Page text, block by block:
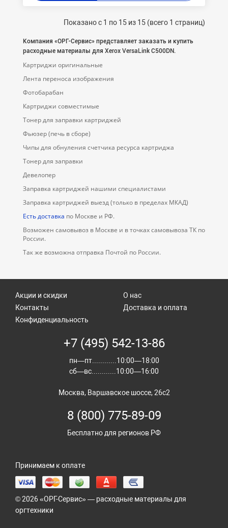
Показано с 1 по 15 из 15 (всего 1 страниц)
Компания «ОРГ-Cервис» представляет заказать и купить
расходные материалы для Xerox VersaLink C500DN.
Картриджи оригинальные
Лента переноса изображения
Фотобарабан
Картриджи совместимые
Тонер для заправки картриджей
Фьюзер (печь в сборе)
Чипы для обнуления счетчика ресурса картриджа
Тонер для заправки
Девелопер
Заправка картриджей нашими специалистами
Заправка картриджей выезд (только в пределах МКАД)
Есть доставка по Москве и РФ.
Возможен самовывоз в Москве и в точках самовывоза ТК по
России.
Так же возможна отправка Почтой по России.
Акции и скидки
Контакты
О нас
Доставка и оплата
Конфиденциальность
+7 (495) 542-13-86
пн—пт............10:00—18:00
сб—вс............10:00—16:00
Москва, Варшавское шоссе, 26с2
8 (800) 775-89-09
Бесплатно для регионов РФ
Принимаем к оплате
© 2026 «ОРГ-Сервис» — расходные материалы для
оргтехники